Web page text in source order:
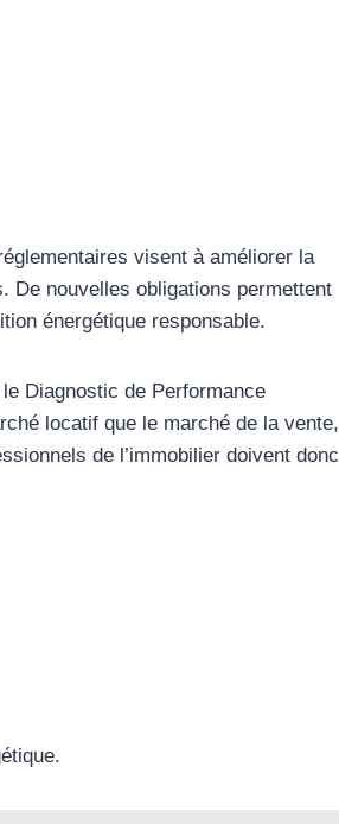
visent à améliorer la
De nouvelles obligations permettent
énergétique responsable.
Diagnostic de Performance
locatif que le marché de la vente,
de l’immobilier doivent donc